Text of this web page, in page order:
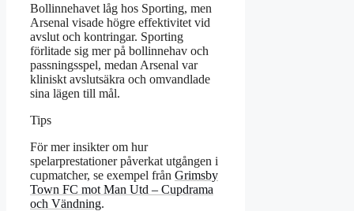
Bollinnehavet låg hos Sporting, men
Arsenal visade högre effektivitet vid
avslut och kontringar. Sporting
förlitade sig mer på bollinnehav och
passningsspel, medan Arsenal var
kliniskt avslutsäkra och omvandlade
sina lägen till mål.
Tips
För mer insikter om hur
spelarprestationer påverkat utgången i
cupmatcher, se exempel från Grimsby
Town FC mot Man Utd – Cupdrama
och Vändning.